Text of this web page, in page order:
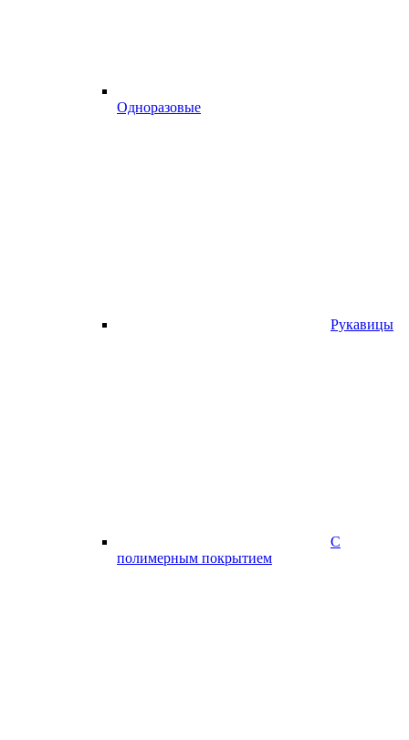
Одноразовые
Рукавицы
С
полимерным покрытием